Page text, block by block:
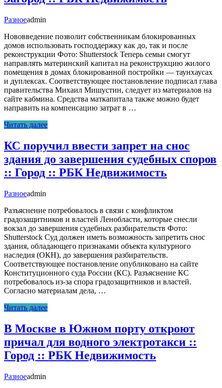
Разноеadmin
Нововведение позволит собственникам блокированных
домов использовать господдержку как до, так и после
реконструкции Фото: Shutterstock Теперь семьи смогут
направлять материнский капитал на реконструкцию жилого
помещения в домах блокированной постройки — таунхаусах
и дуплексах. Соответствующее постановление подписал глава
правительства Михаил Мишустин, следует из материалов на
сайте кабмина. Средства маткапитала также можно будет
направить на компенсацию затрат в …
Читать далее
КС поручил ввести запрет на снос
здания до завершения судебных споров
:: Город :: РБК Недвижимость
Разноеadmin
Разъяснение потребовалось в связи с конфликтом
градозащитников и властей Ленобласти, которые снесли
вокзал до завершения судебных разбирательств Фото:
Shutterstock Суд должен иметь возможность запретить снос
здания, обладающего признаками объекта культурного
наследия (ОКН), до завершения разбирательств.
Соответствующее постановление опубликовано на сайте
Конституционного суда России (КС). Разъяснение КС
потребовалось из-за спора градозащитников и властей.
Согласно материалам дела, …
Читать далее
В Москве в Южном порту откроют
причал для водного электротакси ::
Город :: РБК Недвижимость
Разноеadmin